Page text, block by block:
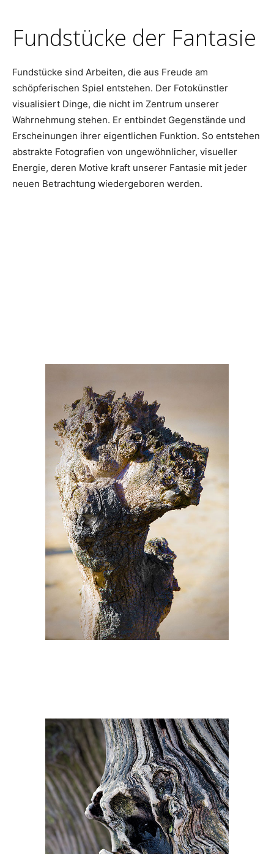
Fundstücke der Fantasie
Fundstücke sind Arbeiten, die aus Freude am
schöpferischen Spiel entstehen. Der Fotokünstler
visualisiert Dinge, die nicht im Zentrum unserer
Wahrnehmung stehen. Er entbindet Gegenstände und
Erscheinungen ihrer eigentlichen Funktion. So entstehen
abstrakte Fotografien von ungewöhnlicher, visueller
Energie, deren Motive kraft unserer Fantasie mit jeder
neuen Betrachtung wiedergeboren werden.